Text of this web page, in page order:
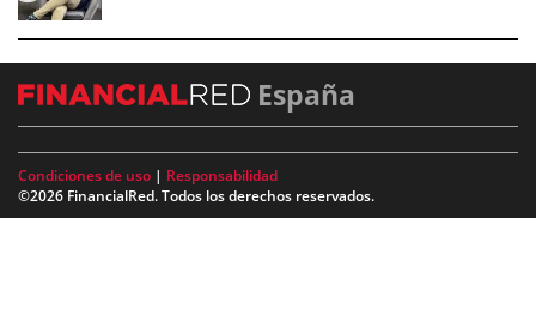
España
Condiciones de uso | Responsabilidad
©2026 FinancialRed. Todos los derechos reservados.